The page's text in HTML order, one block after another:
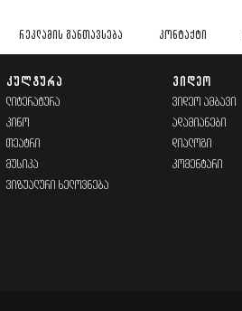
ᲠᲔᲙᲚᲐᲛᲘᲡ ᲒᲐᲜᲗᲐᲕᲡᲔᲑᲐ ᲙᲝᲜᲢᲐᲥᲢᲘ
ᲙᲣᲚᲢᲣᲠᲐ
ᲚᲘᲢᲔᲠᲐᲢᲣᲠᲐ
ᲙᲘᲜᲝ
ᲗᲔᲐᲢᲠᲘ
ᲛᲣᲡᲘᲙᲐ
ᲕᲘᲖᲣᲐᲚᲣᲠᲘ ᲮᲔᲚᲝᲕᲜᲔᲑᲐ
ᲕᲘᲓᲔᲝ
ᲕᲘᲓᲔᲝ ᲐᲛᲑᲐᲕᲘ
ᲐᲓᲐᲛᲘᲐᲜᲔᲑᲘ
ᲓᲘᲐᲚᲝᲒᲘ
ᲙᲝᲛᲔᲜᲢᲐᲠᲘ